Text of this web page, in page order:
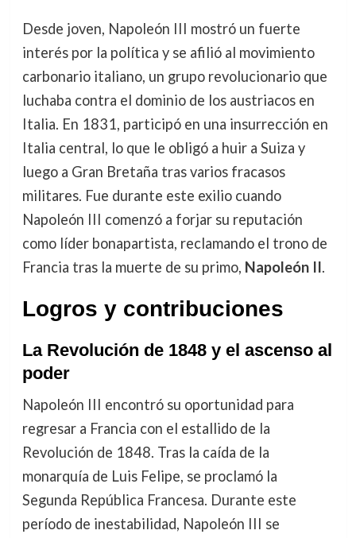
Desde joven, Napoleón III mostró un fuerte
interés por la política y se afilió al movimiento
carbonario italiano, un grupo revolucionario que
luchaba contra el dominio de los austriacos en
Italia. En 1831, participó en una insurrección en
Italia central, lo que le obligó a huir a Suiza y
luego a Gran Bretaña tras varios fracasos
militares. Fue durante este exilio cuando
Napoleón III comenzó a forjar su reputación
como líder bonapartista, reclamando el trono de
Francia tras la muerte de su primo, Napoleón II.
Logros y contribuciones
La Revolución de 1848 y el ascenso al
poder
Napoleón III encontró su oportunidad para
regresar a Francia con el estallido de la
Revolución de 1848. Tras la caída de la
monarquía de Luis Felipe, se proclamó la
Segunda República Francesa. Durante este
período de inestabilidad, Napoleón III se